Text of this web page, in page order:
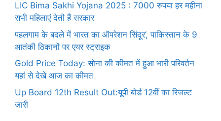
LIC Bima Sakhi Yojana 2025 : 7000 रुपया हर महीना
सभी महिलाएं देती हैं सरकार
पहलगाम के बदले में भारत का ऑपरेशन सिंदूर’, पाकिस्तान के 9
आतंकी ठिकानों पर एयर स्ट्राइक
Gold Price Today: सोना की कीमत में हुआ भारी परिवर्तन
यहां से देखे आज का कीमत
Up Board 12th Result Out:यूपी बोर्ड 12वीं का रिजल्ट
जारी